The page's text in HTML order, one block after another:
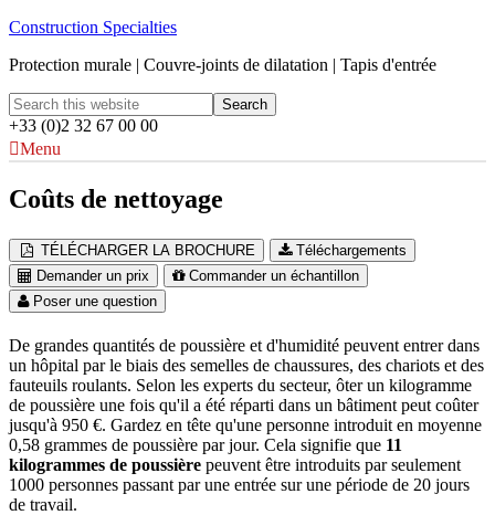
Construction Specialties
Protection murale | Couvre-joints de dilatation | Tapis d'entrée
+33 (0)2 32 67 00 00
Menu
Coûts de nettoyage
TÉLÉCHARGER LA BROCHURE
Téléchargements
Demander un prix
Commander un échantillon
Poser une question
De grandes quantités de poussière et d'humidité peuvent entrer dans
un hôpital par le biais des semelles de chaussures, des chariots et des
fauteuils roulants. Selon les experts du secteur, ôter un kilogramme
de poussière une fois qu'il a été réparti dans un bâtiment peut coûter
jusqu'à 950 €. Gardez en tête qu'une personne introduit en moyenne
0,58 grammes de poussière par jour. Cela signifie que 11
kilogrammes de poussière peuvent être introduits par seulement
1000 personnes passant par une entrée sur une période de 20 jours
de travail.